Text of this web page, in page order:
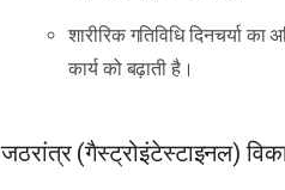
शारीरिक गतिविधि दिनचर्या
कार्य को बढ़ाती है।
जठरांत्र (गैस्ट्रोइंटेस्टाइनल)